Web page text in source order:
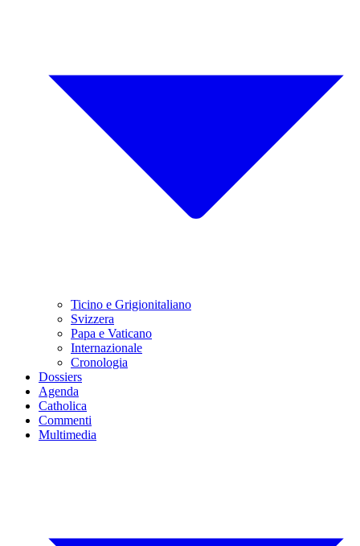
Ticino e Grigionitaliano
Svizzera
Papa e Vaticano
Internazionale
Cronologia
Dossiers
Agenda
Catholica
Commenti
Multimedia